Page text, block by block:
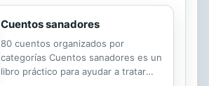
Cuentos sanadores
80 cuentos organizados por
categorías Cuentos sanadores es un
libro práctico para ayudar a tratar